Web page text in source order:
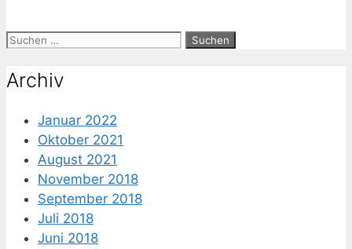
Suche
Archiv
Januar 2022
Oktober 2021
August 2021
November 2018
September 2018
Juli 2018
Juni 2018